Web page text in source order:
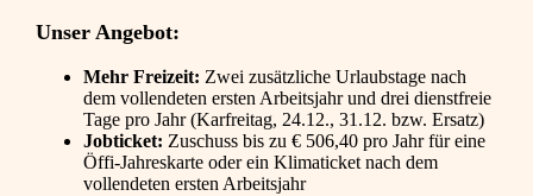
Unser Angebot:
Mehr Freizeit: Zwei zusätzliche Urlaubstage nach
dem vollendeten ersten Arbeitsjahr und drei dienstfreie
Tage pro Jahr (Karfreitag, 24.12., 31.12. bzw. Ersatz)
Jobticket: Zuschuss bis zu € 506,40 pro Jahr für eine
Öffi-Jahreskarte oder ein Klimaticket nach dem
vollendeten ersten Arbeitsjahr